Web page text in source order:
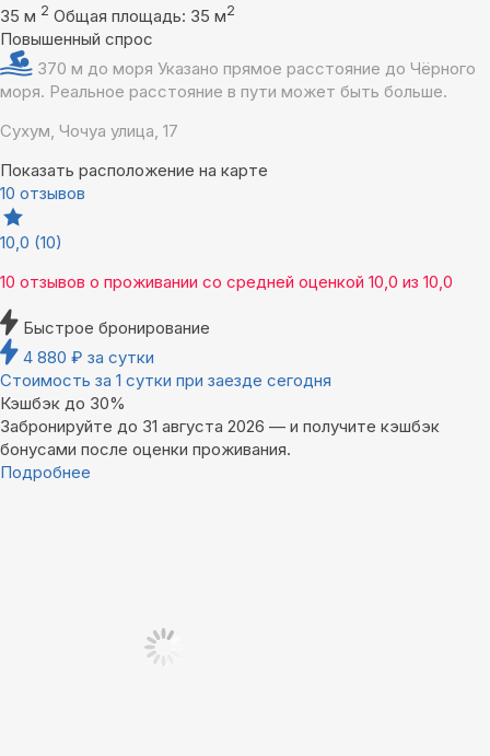
35 м 2 Общая площадь: 35 м2
Повышенный спрос
370 м до моря Указано прямое расстояние до Чёрного
моря. Реальное расстояние в пути может быть больше.
Сухум, Чочуа улица, 17
Показать расположение на карте
10 отзывов
10,0 (10)
10 отзывов о проживании со средней оценкой 10,0 из 10,0
Быстрое бронирование
4 880 ₽ за сутки
Стоимость за 1 сутки при заезде сегодня
Кэшбэк до 30%
Забронируйте до 31 августа 2026 — и получите кэшбэк
бонусами после оценки проживания.
Подробнее